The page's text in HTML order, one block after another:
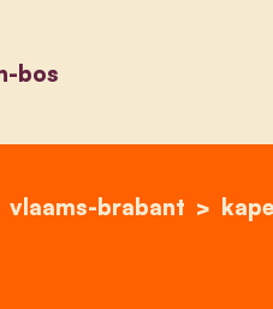
bos
vlaams-brabant